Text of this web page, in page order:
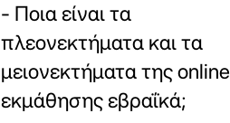
- Ποια είναι τα
πλεονεκτήματα και τα
μειονεκτήματα της online
εκμάθησης εβραΐκά;